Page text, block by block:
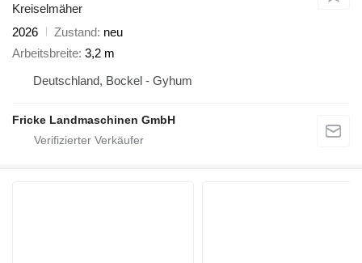
Kreiselmäher
2026
Zustand neu
Arbeitsbreite 3,2 m
Deutschland, Bockel - Gyhum
Fricke Landmaschinen GmbH